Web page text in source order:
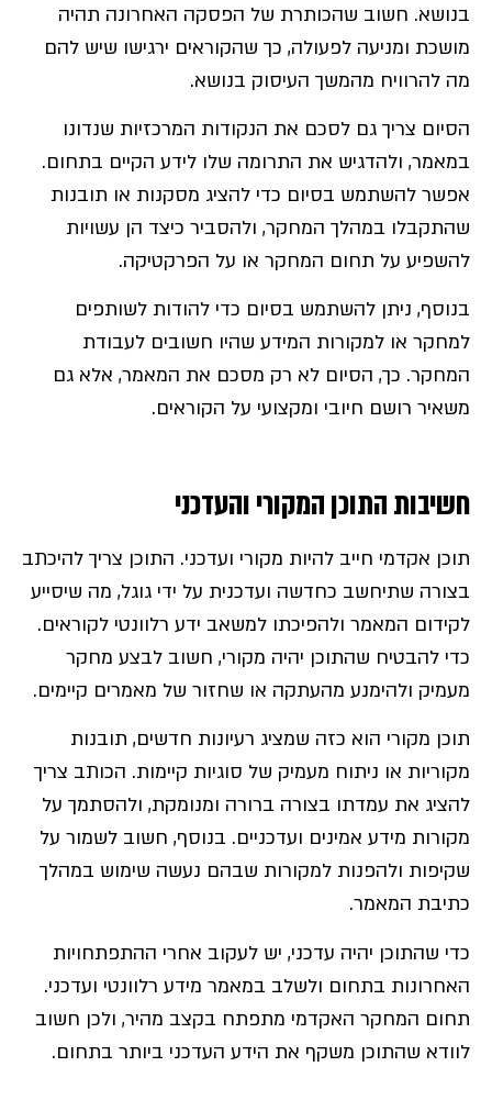
בנושא. חשוב שהכותרת של הפסקה האחרונה תהיה
מושכת ומניעה לפעולה, כך שהקוראים ירגישו שיש להם
מה להרוויח מהמשך העיסוק בנושא.
הסיום צריך גם לסכם את הנקודות המרכזיות שנדונו
במאמר, ולהדגיש את התרומה שלו לידע הקיים בתחום.
אפשר להשתמש בסיום כדי להציג מסקנות או תובנות
שהתקבלו במהלך המחקר, ולהסביר כיצד הן עשויות
להשפיע על תחום המחקר או על הפרקטיקה.
בנוסף, ניתן להשתמש בסיום כדי להודות לשותפים
למחקר או למקורות המידע שהיו חשובים לעבודת
המחקר. כך, הסיום לא רק מסכם את המאמר, אלא גם
משאיר רושם חיובי ומקצועי על הקוראים.
חשיבות התוכן המקורי והעדכני
תוכן אקדמי חייב להיות מקורי ועדכני. התוכן צריך להיכתב
בצורה שתיחשב כחדשה ועדכנית על ידי גוגל, מה שיסייע
לקידום המאמר ולהפיכתו למשאב ידע רלוונטי לקוראים.
כדי להבטיח שהתוכן יהיה מקורי, חשוב לבצע מחקר
מעמיק ולהימנע מהעתקה או שחזור של מאמרים קיימים.
תוכן מקורי הוא כזה שמציג רעיונות חדשים, תובנות
מקוריות או ניתוח מעמיק של סוגיות קיימות. הכותב צריך
להציג את עמדתו בצורה ברורה ומנומקת, ולהסתמך על
מקורות מידע אמינים ועדכניים. בנוסף, חשוב לשמור על
שקיפות ולהפנות למקורות שבהם נעשה שימוש במהלך
כתיבת המאמר.
כדי שהתוכן יהיה עדכני, יש לעקוב אחרי ההתפתחויות
האחרונות בתחום ולשלב במאמר מידע רלוונטי ועדכני.
תחום המחקר האקדמי מתפתח בקצב מהיר, ולכן חשוב
לוודא שהתוכן משקף את הידע העדכני ביותר בתחום.